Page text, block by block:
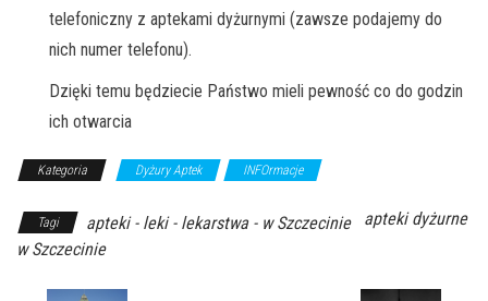
telefoniczny z aptekami dyżurnymi (zawsze podajemy do
nich numer telefonu).
Dzięki temu będziecie Państwo mieli pewność co do godzin
ich otwarcia
Kategoria Dyżury Aptek INFOrmacje
Tagi apteki - leki - lekarstwa - w Szczecinie
apteki dyżurne
w Szczecinie